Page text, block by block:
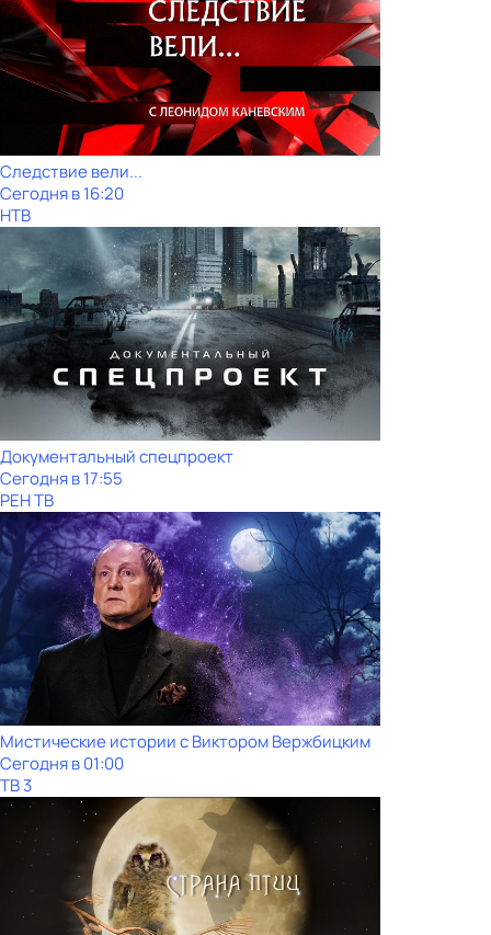
Следствие вели...
Сегодня в 16:20
НТВ
Документальный спецпроект
Сегодня в 17:55
РЕН ТВ
Мистические истории с Виктoром Bержбицким
Сегодня в 01:00
ТВ 3